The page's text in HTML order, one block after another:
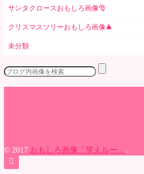
サンタクロースおもしろ画像🎅
クリスマスツリーおもしろ画像🎄
未分類
© 2017 おもしろ画像「笑えルー」 .